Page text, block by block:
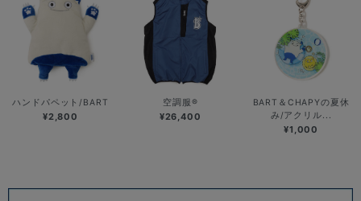
ハンドパペット/BART
¥2,800
空調服®
¥26,400
BART＆CHAPYの夏休
み/アクリル...
¥1,000